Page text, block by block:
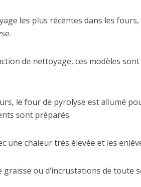
les plus récentes dans les
de nettoyage, ces modèles
le four de pyrolyse est allumé
sont préparés.
une chaleur très élevée et les
graisse ou d’incrustations de